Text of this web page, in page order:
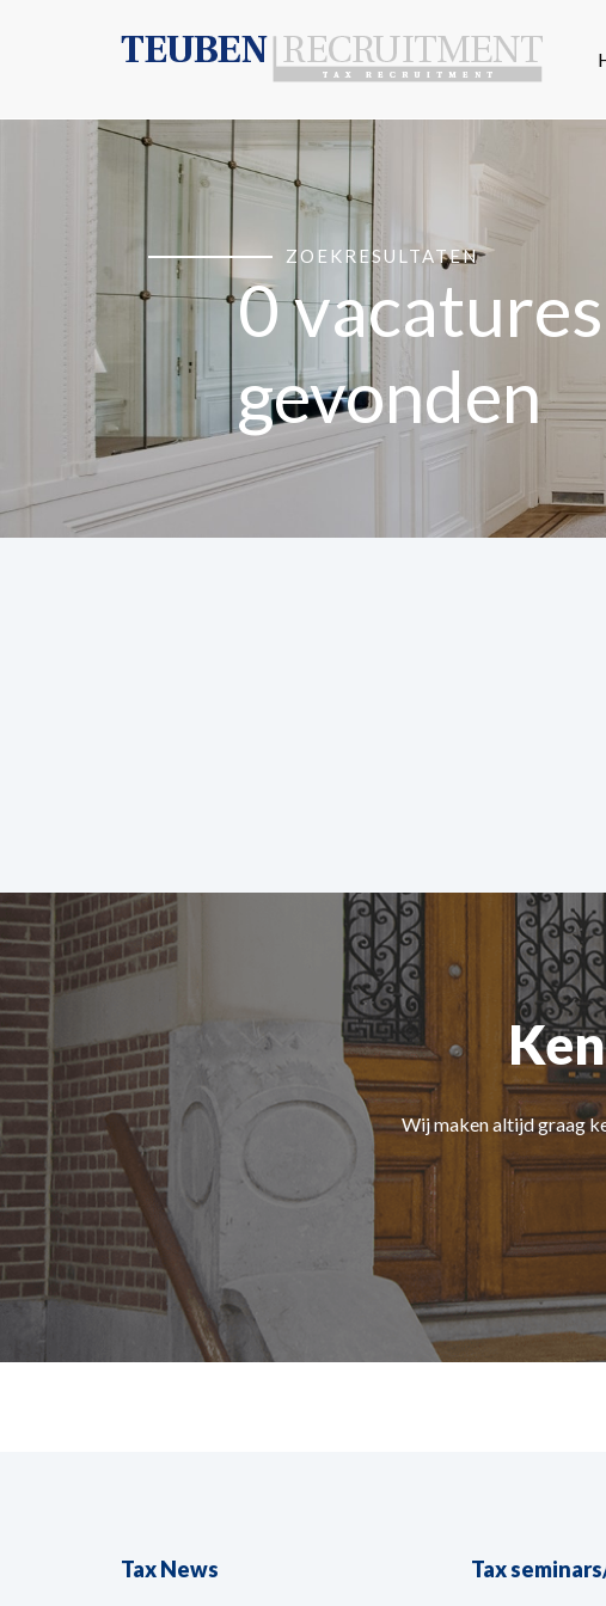
ZOEKRESULTATEN
0 vacatures
gevonden
Wij maken altijd graag
Tax News Tax